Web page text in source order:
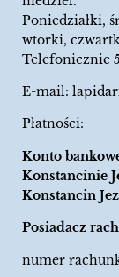
Poniedziałki,
wtorki,
Telefonicznie
E-mail:
Płatności:
Konto
Konstancinie
Konstancin
Posiadacz
numer